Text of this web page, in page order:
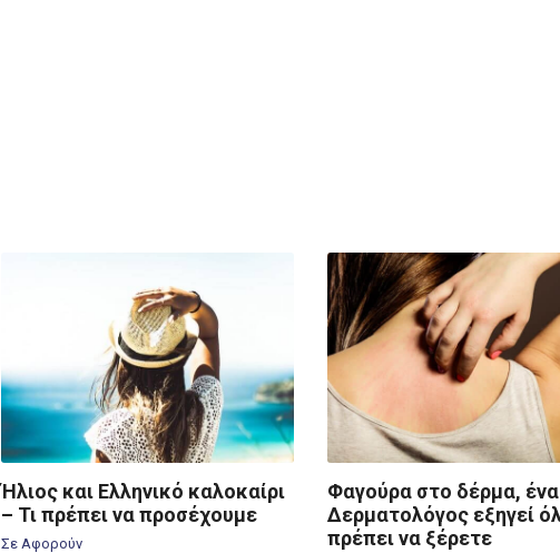
Ήλιος και Ελληνικό καλοκαίρι
– Τι πρέπει να προσέχουμε
Σε Αφορούν
Φαγούρα στο δέρμα,
Δερματολόγος εξηγεί
πρέπει να ξέρετε